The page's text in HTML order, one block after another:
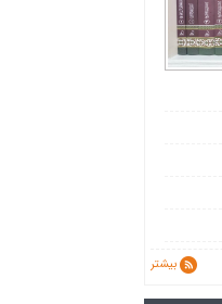
بیشتر